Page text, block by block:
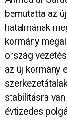
bemutatta az
hatalmának
kormány
ország
az új kormány
stabilitásra
évtizedes